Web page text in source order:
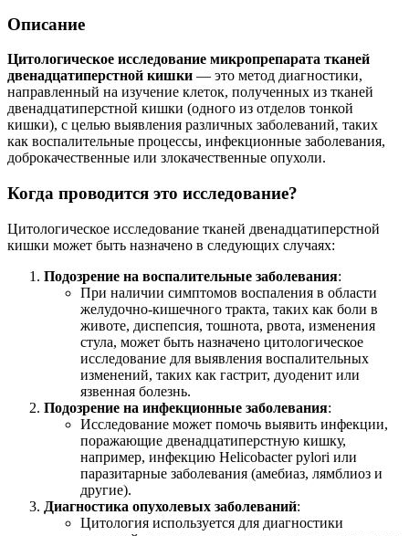
Описание
Цитологическое исследование микропрепарата тканей
двенадцатиперстной кишки — это метод диагностики,
направленный на изучение клеток, полученных из тканей
двенадцатиперстной кишки (одного из отделов тонкой
кишки), с целью выявления различных заболеваний, таких
как воспалительные процессы, инфекционные заболевания,
доброкачественные или злокачественные опухоли.
Когда проводится это исследование?
Цитологическое исследование тканей двенадцатиперстной
кишки может быть назначено в следующих случаях:
Подозрение на воспалительные заболевания:
При наличии симптомов воспаления в области
желудочно-кишечного тракта, таких как боли в
животе, диспепсия, тошнота, рвота, изменения
стула, может быть назначено цитологическое
исследование для выявления воспалительных
изменений, таких как гастрит, дуоденит или
язвенная болезнь.
Подозрение на инфекционные заболевания:
Исследование может помочь выявить инфекции,
поражающие двенадцатиперстную кишку,
например, инфекцию Helicobacter pylori или
паразитарные заболевания (амебиаз, лямблиоз и
другие).
Диагностика опухолевых заболеваний:
Цитология используется для диагностики